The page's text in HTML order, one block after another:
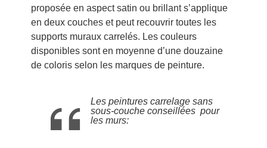
proposée en aspect satin ou brillant s’applique
en deux couches et peut recouvrir toutes les
supports muraux carrelés. Les couleurs
disponibles sont en moyenne d’une douzaine
de coloris selon les marques de peinture.
Les peintures carrelage sans
sous-couche conseillées pour
les murs: